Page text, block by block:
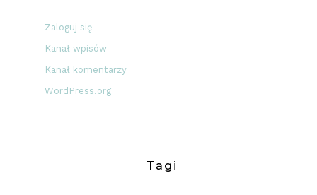
Zaloguj się
Kanał wpisów
Kanał komentarzy
WordPress.org
Tagi